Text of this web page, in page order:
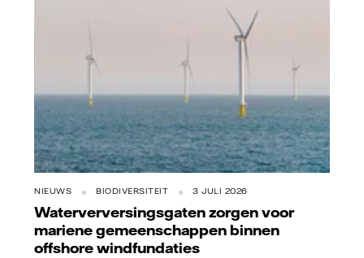
NIEUWS BIODIVERSITEIT 3 JULI 2026
Waterverversingsgaten zorgen voor
mariene gemeenschappen binnen
offshore windfundaties